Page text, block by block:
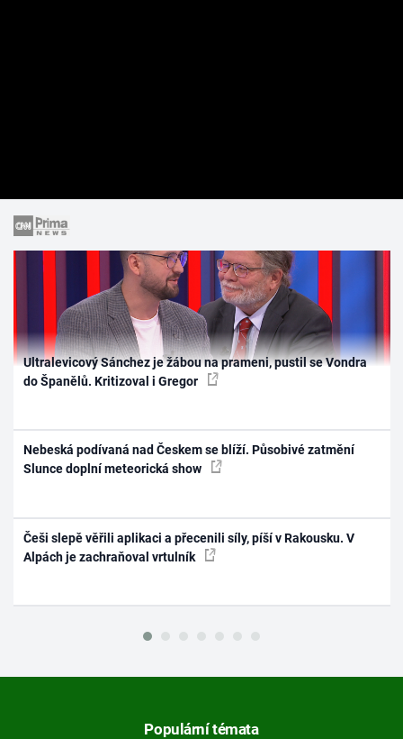
Ultralevicový Sánchez je žábou na prameni, pustil se Vondra
do Španělů. Kritizoval i Gregor
Nebeská podívaná nad Českem se blíží. Působivé zatmění
Slunce doplní meteorická show
Češi slepě věřili aplikaci a přecenili síly, píší v Rakousku. V
Alpách je zachraňoval vrtulník
Populární témata